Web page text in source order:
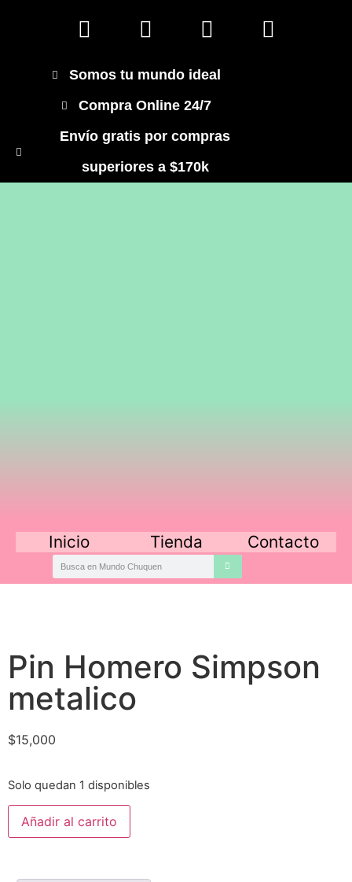
Somos tu mundo ideal
Compra Online 24/7
Envío gratis por compras
superiores a $170k
Inicio Tienda Contacto
Pin Homero Simpson
metalico
$15,000
Solo quedan 1 disponibles
Añadir al carrito